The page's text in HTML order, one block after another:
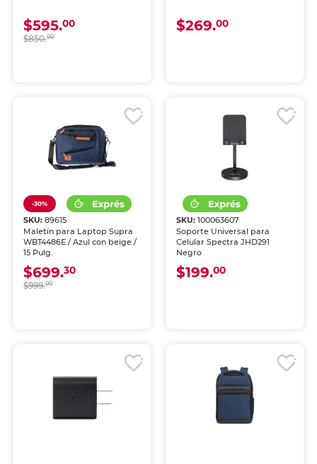
$595.00
$850.00
$269.00
-30%
SKU:89615
Maletín para Laptop Supra
WBT4486E / Azul con beige /
15 Pulg.
$699.30
$999.00
SKU: 100063607
Soporte Universal para
Celular Spectra JHD291
Negro
$199.00